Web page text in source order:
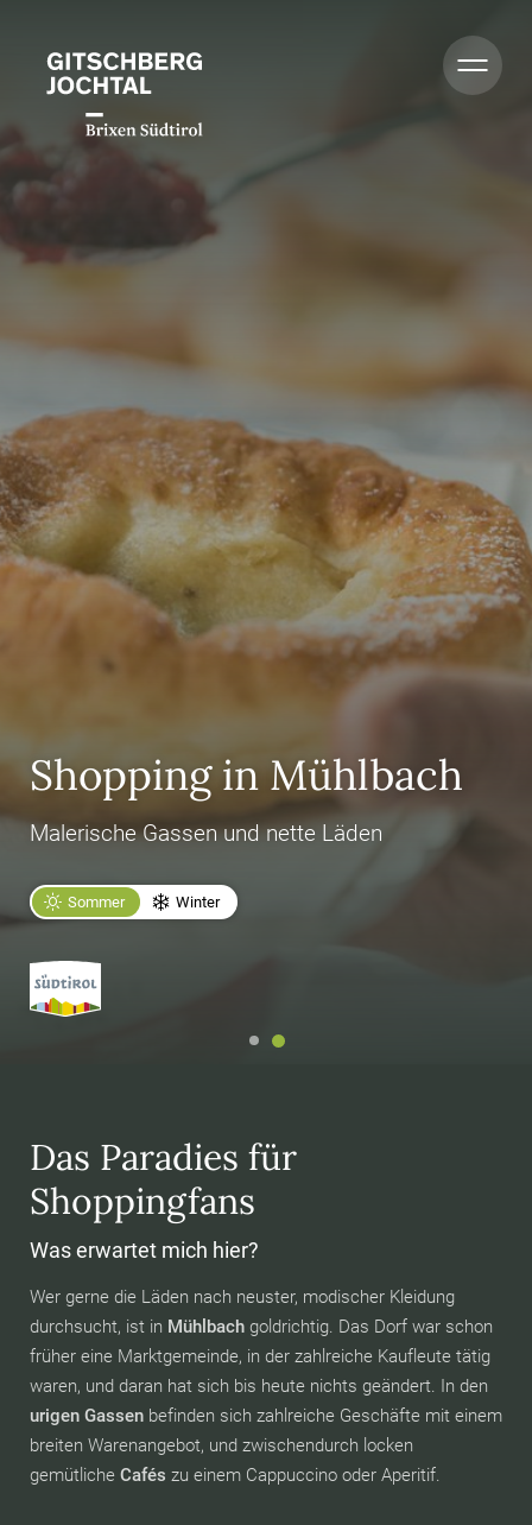
Shopping in Mühlbach
Malerische Gassen und nette Läden
Sommer Winter
Das Paradies für
Shoppingfans
Was erwartet mich hier?
Wer gerne die Läden nach neuster, modischer Kleidung
durchsucht, ist in Mühlbach goldrichtig. Das Dorf war schon
früher eine Marktgemeinde, in der zahlreiche Kaufleute tätig
waren, und daran hat sich bis heute nichts geändert. In den
urigen Gassen befinden sich zahlreiche Geschäfte mit einem
breiten Warenangebot, und zwischendurch locken
gemütliche Cafés zu einem Cappuccino oder Aperitif.